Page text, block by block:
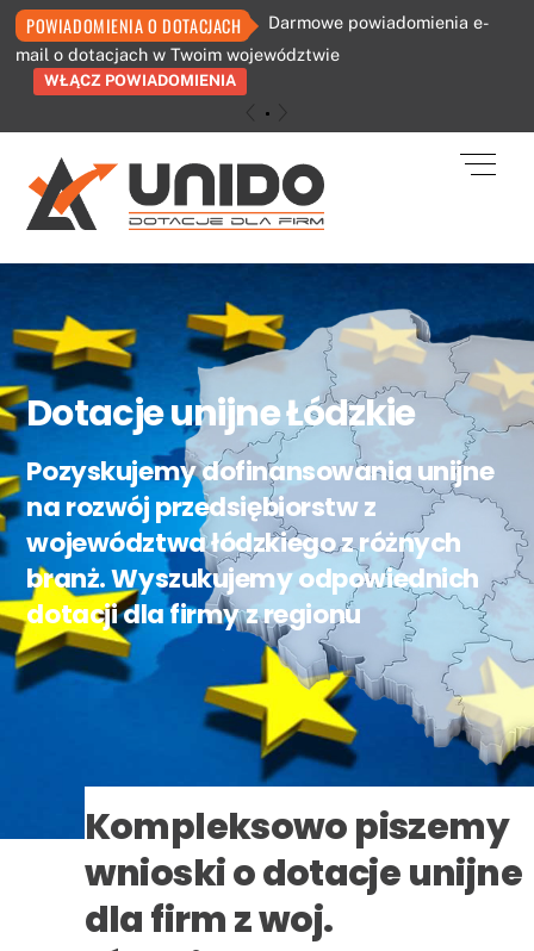
POWIADOMIENIA O DOTACJACH
Darmowe powiadomienia e-
mail o dotacjach w Twoim województwie
WŁĄCZ POWIADOMIENIA
content
Dotacje unijne Łódzkie
Pozyskujemy dofinansowania unijne
na rozwój przedsiębiorstw z
województwa łódzkiego z różnych
branż. Wyszukujemy odpowiednich
dotacji dla firmy z regionu
Kompleksowo piszemy
wnioski o dotacje unijne
dla firm z woj.